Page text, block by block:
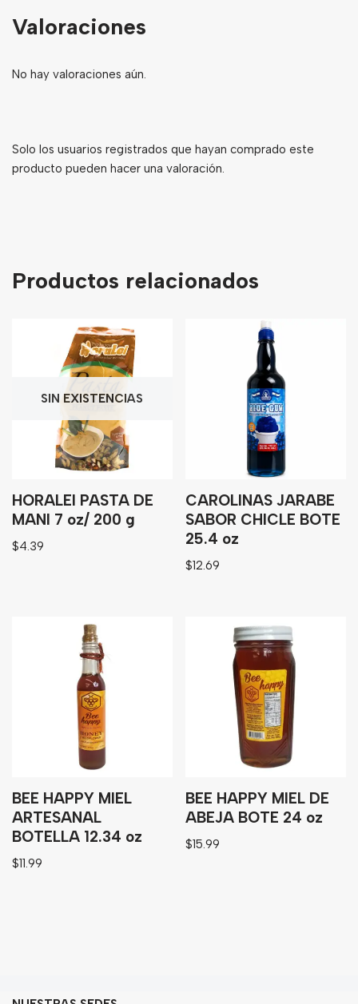
Valoraciones
No hay valoraciones aún.
Solo los usuarios registrados que hayan comprado este
producto pueden hacer una valoración.
Productos relacionados
SIN EXISTENCIAS
HORALEI PASTA DE
MANI 7 oz/ 200 g
$4.39
CAROLINAS JARABE
SABOR CHICLE BOTE
25.4 oz
$12.69
BEE HAPPY MIEL
ARTESANAL
BOTELLA 12.34 oz
$11.99
BEE HAPPY MIEL DE
ABEJA BOTE 24 oz
$15.99